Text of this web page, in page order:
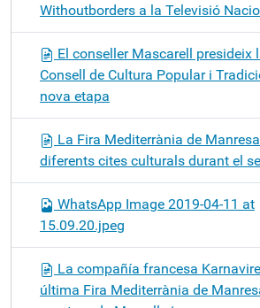
Withoutborders a la Televisió
El conseller Mascarell presideix
Consell de Cultura Popular i
nova etapa
La Fira Mediterrània de
diferents cites culturals durant el
WhatsApp Image 2019-04-11 at
15.09.20.jpeg
La compañía francesa
última Fira Mediterrània de